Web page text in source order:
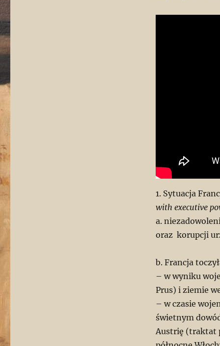
1. Sytuacja
with executive
a.
oraz korupcji
b. Francja
– w wyniku
Prus) i ziemie
– w czasie
świetnym
Austrię (traktat